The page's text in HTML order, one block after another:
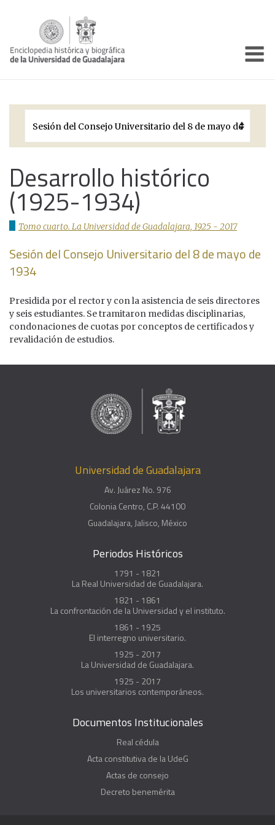
Períodos Históricos
Galería
Documentos institucionales
Desarrollo histórico
(1925-1934)
Tomo cuarto. La Universidad de Guadalajara, 1925 - 2017
Sesión del Consejo Universitario del 8 de mayo de
1934
Presidida por el rector y con la asistencia de seis directores
y seis estudiantes. Se tramitaron medidas disciplinarias,
condonaciones de cuotas por conceptos de certificados y
revalidación de estudios.
Universidad de Guadalajara
Av. Juárez No. 976
Colonia Centro, C.P. 44100
Guadalajara, Jalisco, México
Periodos Históricos
1791 - 1821
La Real Universidad de Guadalajara.
1821 - 1861
La confrontación de la Universidad y el instituto.
1861 - 1925
El interregno universitario.
1925 - 2017
La Universidad de Guadalajara.
1925 - 2017
Los universitarios contemporáneos.
Documentos Institucionales
Real cédula
Acta constitutiva de la UdeG
Actas de consejo
Decreto benemérita